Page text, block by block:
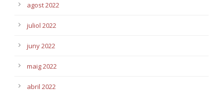
agost 2022
juliol 2022
juny 2022
maig 2022
abril 2022